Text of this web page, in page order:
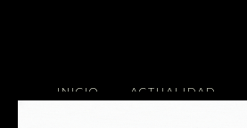
INICIO ACTUALIDAD